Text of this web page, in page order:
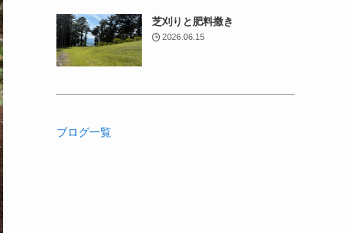
芝刈りと肥料撒き
2026.06.15
ブログ一覧